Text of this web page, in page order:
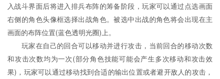
入战斗界面后将进入排兵布阵的筹备阶段，玩家可以通过点选画面
右侧的角色头像框选择出战角色。被选中出战的角色将会出现在主
画面的布阵位置(蓝色透明光圈)上。
玩家在自己的回合可以移动并进行攻击，当前回合的移动次数
和攻击次数均为一次(部分角色技能可能会产生多次移动和攻击效
果)，玩家可以通过移动找到合适的输出位置或者避开敌人的攻击，